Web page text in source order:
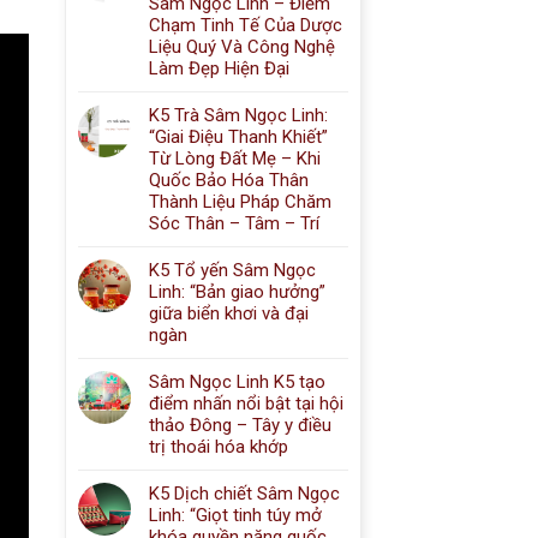
Chạm Tinh Tế Của Dược
Liệu Quý Và Công Nghệ
Làm Đẹp Hiện Đại
K5 Trà Sâm Ngọc Linh:
“Giai Điệu Thanh Khiết”
Từ Lòng Đất Mẹ – Khi
Quốc Bảo Hóa Thân
Thành Liệu Pháp Chăm
Sóc Thân – Tâm – Trí
K5 Tổ yến Sâm Ngọc
Linh: “Bản giao hưởng”
giữa biển khơi và đại
ngàn
Sâm Ngọc Linh K5 tạo
điểm nhấn nổi bật tại hội
thảo Đông – Tây y điều
trị thoái hóa khớp
K5 Dịch chiết Sâm Ngọc
Linh: “Giọt tinh túy mở